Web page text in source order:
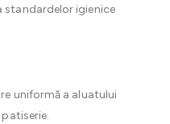
standardelor igienice
uniformă a aluatului